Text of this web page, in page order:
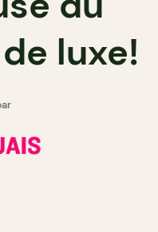
luxe!